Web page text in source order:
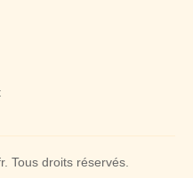
Tous droits réservés.